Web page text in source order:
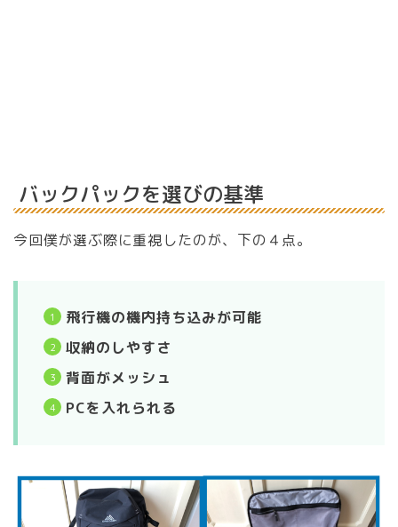
バックパックを選びの基準
今回僕が選ぶ際に重視したのが、下の４点。
飛行機の機内持ち込みが可能
収納のしやすさ
背面がメッシュ
PCを入れられる